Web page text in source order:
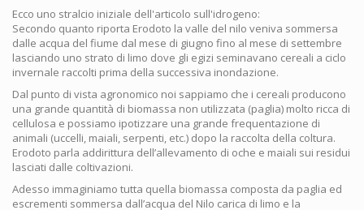
Ecco uno stralcio iniziale dell'articolo sull'idrogeno:
Secondo quanto riporta Erodoto la valle del nilo veniva sommersa
dalle acqua del fiume dal mese di giugno fino al mese di settembre
lasciando uno strato di limo dove gli egizi seminavano cereali a ciclo
invernale raccolti prima della successiva inondazione.
Dal punto di vista agronomico noi sappiamo che i cereali producono
una grande quantità di biomassa non utilizzata (paglia) molto ricca di
cellulosa e possiamo ipotizzare una grande frequentazione di
animali (uccelli, maiali, serpenti, etc.) dopo la raccolta della coltura.
Erodoto parla addirittura dell’allevamento di oche e maiali sui residui
lasciati dalle coltivazioni.
Adesso immaginiamo tutta quella biomassa composta da paglia ed
escrementi sommersa dall’acqua del Nilo carica di limo e la